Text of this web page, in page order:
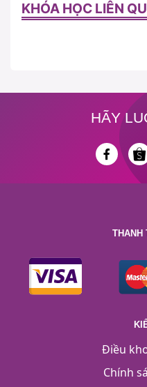
KHÓA HỌC LIÊN
HÃY
THANH
Điều
Chính